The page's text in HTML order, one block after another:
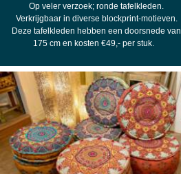
Op veler verzoek; ronde tafelkleden.
Verkrijgbaar in diverse blockprint-motieven.
Deze tafelkleden hebben een doorsnede van
175 cm en kosten €49,- per stuk.